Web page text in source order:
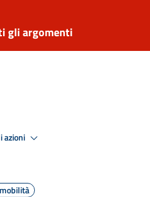
gli argomenti
azioni